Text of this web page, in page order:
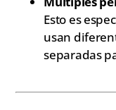
Esto es
usan
separadas